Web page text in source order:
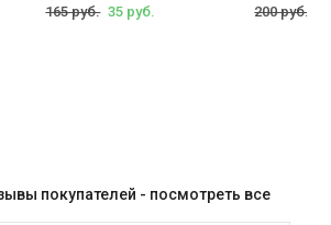
165 руб. 35 руб. 200 руб.
покупателей - посмотреть все